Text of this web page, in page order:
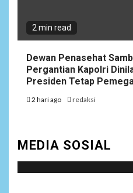
2 min read
Dewan Penasehat
Pergantian Kapolri
Presiden Tetap
2 hari ago redaksi
MEDIA SOSIAL